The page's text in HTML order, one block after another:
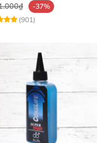
-37%
(901)